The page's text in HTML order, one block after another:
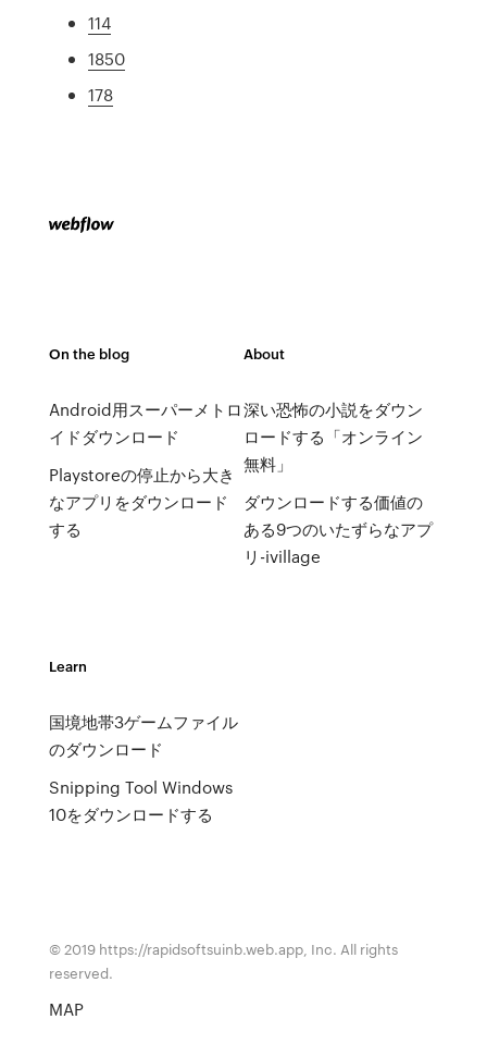
114
1850
178
On the blog
Android用スーパーメトロ
イドダウンロード
Playstoreの停止から大き
なアプリをダウンロード
する
About
深い恐怖の小説をダウン
ロードする「オンライン
無料」
ダウンロードする価値の
ある9つのいたずらなアプ
リ-ivillage
Learn
国境地帯3ゲームファイル
のダウンロード
Snipping Tool Windows
10をダウンロードする
© 2019 https://rapidsoftsuinb.web.app, Inc. All rights
reserved.
MAP